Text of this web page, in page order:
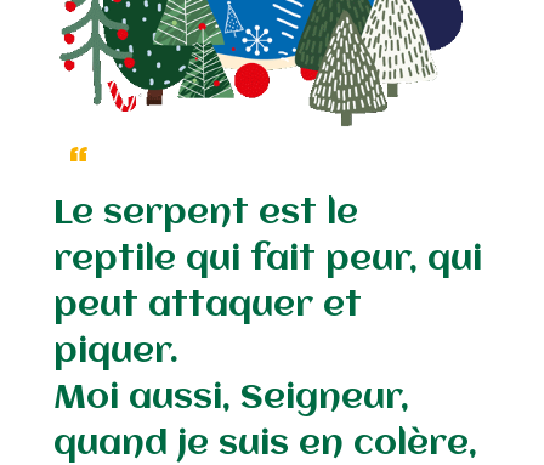
Le serpent est le
reptile qui fait peur, qui
peut attaquer et
piquer.
Moi aussi, Seigneur,
quand je suis en colère,